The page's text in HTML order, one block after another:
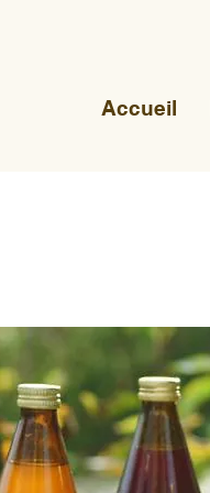
Accueil